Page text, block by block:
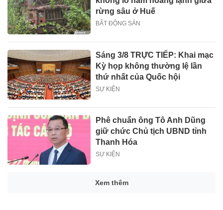
rừng sâu ở Huế
BẤT ĐỘNG SẢN
Sáng 3/8 TRỰC TIẾP: Khai mạc
Kỳ họp không thường lệ lần
thứ nhất của Quốc hội
SỰ KIỆN
Phê chuẩn ông Tô Anh Dũng
giữ chức Chủ tịch UBND tỉnh
Thanh Hóa
SỰ KIỆN
Xem thêm